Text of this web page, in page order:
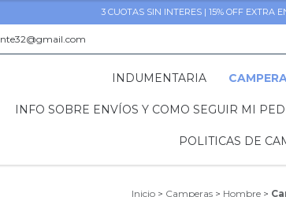
3 CUOTAS SIN INTERES | 15% OFF EXTRA
INDUMENTARIA
INFO SOBRE ENVÍOS Y COMO SEGUIR MI
POLITICAS DE
Inicio > Camperas > Hombre >